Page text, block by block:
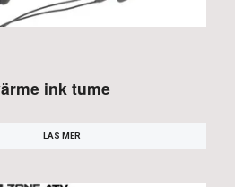
ink tume
LÄS MER